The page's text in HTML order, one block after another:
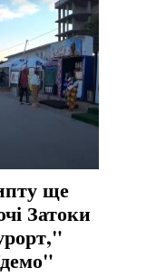
ще
Затоки